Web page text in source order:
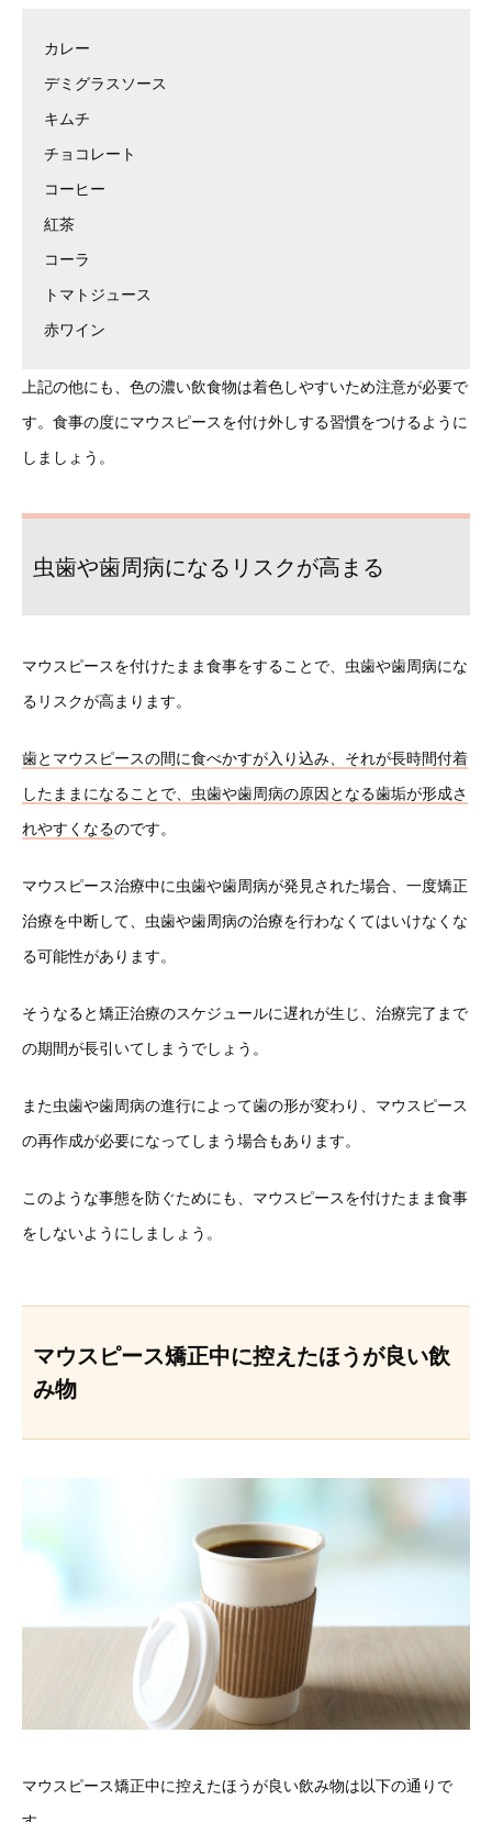
カレー
デミグラスソース
キムチ
チョコレート
コーヒー
紅茶
コーラ
トマトジュース
赤ワイン
上記の他にも、色の濃い飲食物は着色しやすいため注意が必要で
す。食事の度にマウスピースを付け外しする習慣をつけるように
しましょう。
虫歯や歯周病になるリスクが高まる
マウスピースを付けたまま食事をすることで、虫歯や歯周病にな
るリスクが高まります。
歯とマウスピースの間に食べかすが入り込み、それが長時間付着
したままになることで、虫歯や歯周病の原因となる歯垢が形成さ
れやすくなるのです。
マウスピース治療中に虫歯や歯周病が発見された場合、一度矯正
治療を中断して、虫歯や歯周病の治療を行わなくてはいけなくな
る可能性があります。
そうなると矯正治療のスケジュールに遅れが生じ、治療完了まで
の期間が長引いてしまうでしょう。
また虫歯や歯周病の進行によって歯の形が変わり、マウスピース
の再作成が必要になってしまう場合もあります。
このような事態を防ぐためにも、マウスピースを付けたまま食事
をしないようにしましょう。
マウスピース矯正中に控えたほうが良い飲
み物
マウスピース矯正中に控えたほうが良い飲み物は以下の通りで